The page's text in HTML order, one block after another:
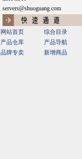
servers@shuoguang.com
网站首页
综合目录
产品仓库
产品导航
品牌专卖
新增商品